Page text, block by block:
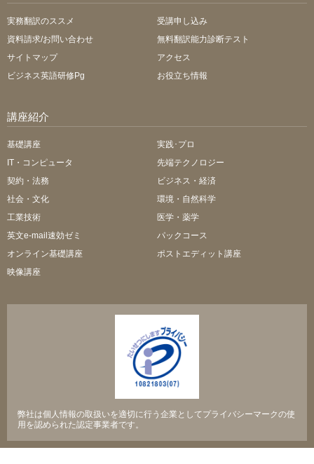
実務翻訳のススメ
受講申し込み
資料請求/お問い合わせ
無料翻訳能力診断テスト
サイトマップ
アクセス
ビジネス英語研修Pg
お役立ち情報
講座紹介
基礎講座
実践･プロ
IT・コンピュータ
先端テクノロジー
契約・法務
ビジネス・経済
社会・文化
環境・自然科学
工業技術
医学・薬学
英文e-mail速効ゼミ
パックコース
オンライン基礎講座
ポストエディット講座
映像講座
弊社は個人情報の取扱いを適切に行う企業としてプライバシーマークの使
用を認められた認定事業者です。